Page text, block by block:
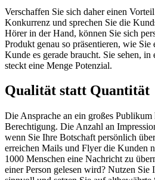
Verschaffen Sie sich daher einen
Konkurrenz und sprechen Sie die
Hörer in der Hand, können Sie sich
Produkt genau so präsentieren, wie Sie
Kunde es gerade braucht. Sie sehen,
steckt eine Menge Potenzial.
Qualität statt Quantität
Die Ansprache an ein großes Publikum
Berechtigung. Die Anzahl an
wenn Sie Ihre Botschaft persönlich
erreichen Mails und Flyer die Kunden
1000 Menschen eine Nachricht zu
einer Person gelesen wird? Nutzen Sie